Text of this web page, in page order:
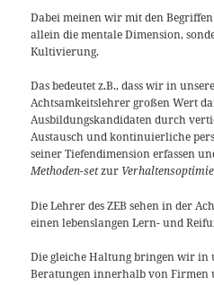
Dabei meinen wir mit den
allein die mentale Dimension,
Kultivierung.
Das bedeutet z.B., dass wir in
Achtsamkeitslehrer großen Wert
Ausbildungskandidaten durch
Austausch und kontinuierliche
seiner Tiefendimension erfassen
Methoden-setzur
Die Lehrer des ZEB sehen in der
einen lebenslangen Lern- und
Die gleiche Haltung bringen wir in
Beratungen innerhalb von Firmen